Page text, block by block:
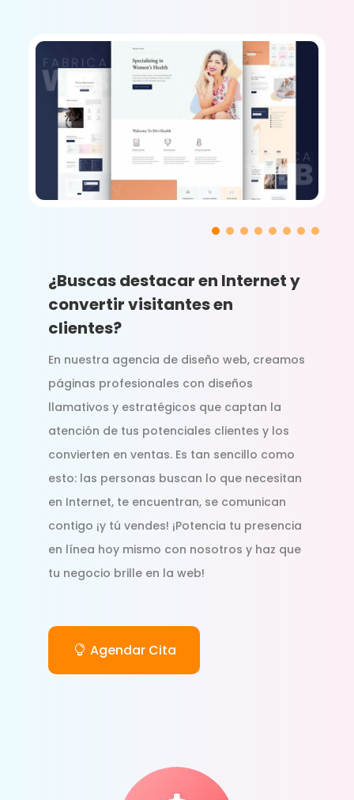
¿Buscas destacar en Internet y
convertir visitantes en
clientes?
En nuestra agencia de diseño web, creamos
páginas profesionales con diseños
llamativos y estratégicos que captan la
atención de tus potenciales clientes y los
convierten en ventas. Es tan sencillo como
esto: las personas buscan lo que necesitan
en Internet, te encuentran, se comunican
contigo ¡y tú vendes! ¡Potencia tu presencia
en línea hoy mismo con nosotros y haz que
tu negocio brille en la web!
Agendar Cita